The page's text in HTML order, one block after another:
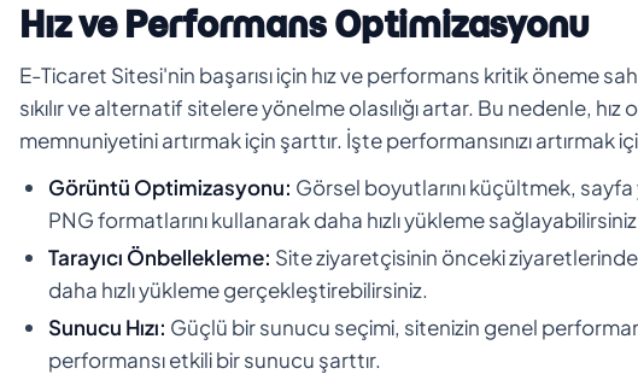
Hız ve Performans Optimizasyonu
E-Ticaret Sitesi'nin başarısı için hız ve performans kritik öneme
sıkılır ve alternatif sitelere yönelme olasılığı artar. Bu nedenle,
memnuniyetini artırmak için şarttır. İşte performansınızı artırmak
Görüntü Optimizasyonu: Görsel boyutlarını küçültmek,
PNG formatlarını kullanarak daha hızlı yükleme
Tarayıcı Önbellekleme: Site ziyaretçisinin önceki
daha hızlı yükleme gerçekleştirebilirsiniz.
Sunucu Hızı: Güçlü bir sunucu seçimi, sitenizin genel
performansı etkili bir sunucu şarttır.